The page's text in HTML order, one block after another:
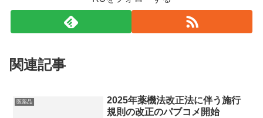
関連記事
医薬品
2025年薬機法改正法に伴う施行
規則の改正のパブコメ開始